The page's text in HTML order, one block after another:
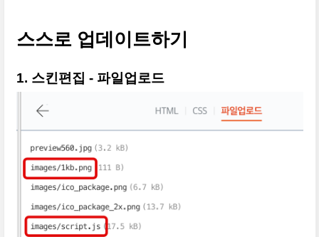
스스로 업데이트하기
1. 스킨편집 - 파일업로드